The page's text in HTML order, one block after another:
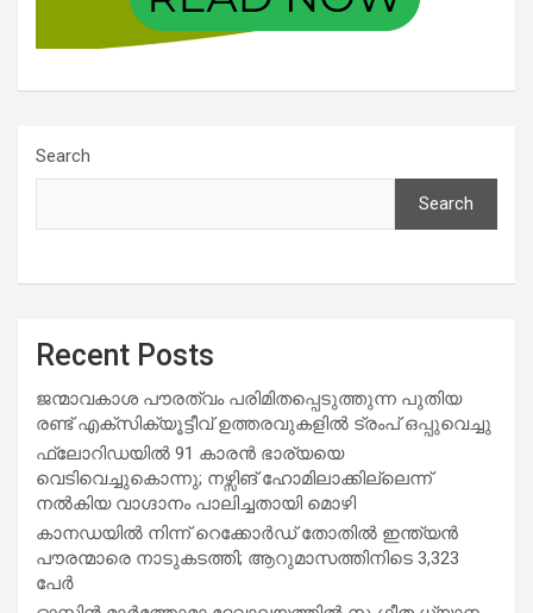
Search
Search
Recent Posts
ജന്മാവകാശ പൗരത്വം പരിമിതപ്പെടുത്തുന്ന പുതിയ
രണ്ട് എക്സിക്യൂട്ടീവ് ഉത്തരവുകളിൽ ട്രംപ് ഒപ്പുവെച്ചു
ഫ്ലോറിഡയിൽ 91 കാരൻ ഭാര്യയെ
വെടിവെച്ചുകൊന്നു; നഴ്സിങ് ഹോമിലാക്കില്ലെന്ന്
നൽകിയ വാഗ്ദാനം പാലിച്ചതായി മൊഴി
കാനഡയിൽ നിന്ന് റെക്കോർഡ് തോതിൽ ഇന്ത്യൻ
പൗരന്മാരെ നാടുകടത്തി; ആറുമാസത്തിനിടെ 3,323
പേർ